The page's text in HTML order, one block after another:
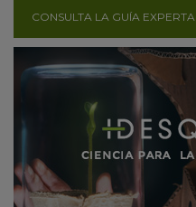
CONSULTA LA GUÍA EXPERTA